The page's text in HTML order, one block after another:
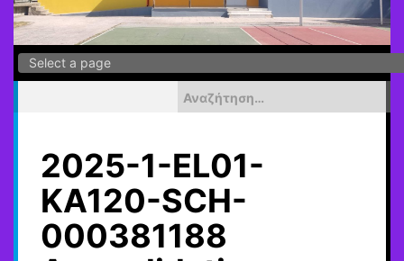
για:
2025-1-EL01-
KA120-SCH-
000381188